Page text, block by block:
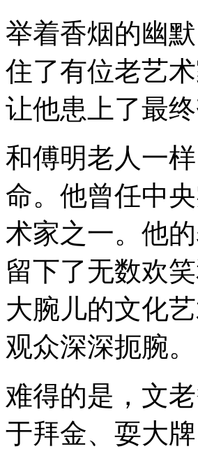
举着香烟的幽
住了有位老艺
让他患上了最
和傅明老人一
命。他曾任中
术家之一。他
留下了无数欢
大腕儿的文化
观众深深扼腕。
难得的是，文
于拜金、耍大